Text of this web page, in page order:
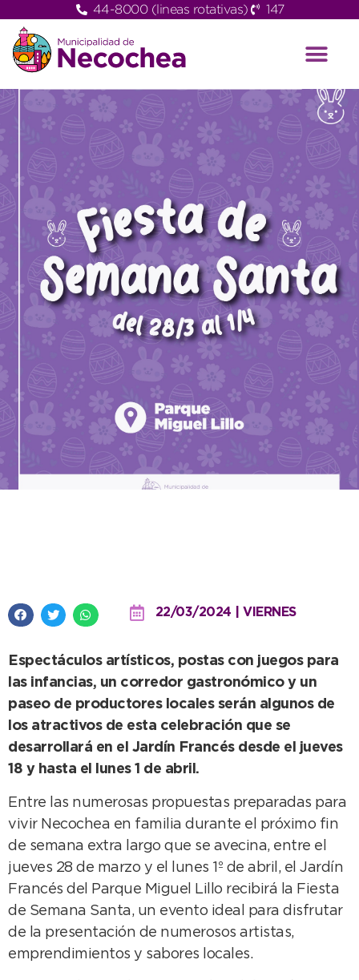
44-8000 (lineas rotativas) 147
22/03/2024 | VIERNES
Espectáculos artísticos, postas con juegos para
las infancias, un corredor gastronómico y un
paseo de productores locales serán algunos de
los atractivos de esta celebración que se
desarrollará en el Jardín Francés desde el jueves
18 y hasta el lunes 1 de abril.
Entre las numerosas propuestas preparadas para
vivir Necochea en familia durante el próximo fin
de semana extra largo que se avecina, entre el
jueves 28 de marzo y el lunes 1º de abril, el Jardín
Francés del Parque Miguel Lillo recibirá la Fiesta
de Semana Santa, un evento ideal para disfrutar
de la presentación de numerosos artistas,
emprendimientos y sabores locales.